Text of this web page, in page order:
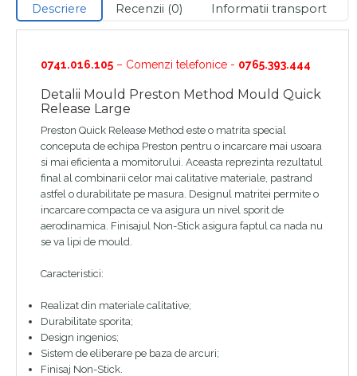
Descriere Recenzii (0) Informatii transport
0741.016.105 – Comenzi telefonice - 0765.393.444
Detalii Mould Preston Method Mould Quick
Release Large
Preston Quick Release Method este o matrita special
conceputa de echipa Preston pentru o incarcare mai usoara
si mai eficienta a momitorului. Aceasta reprezinta rezultatul
final al combinarii celor mai calitative materiale, pastrand
astfel o durabilitate pe masura. Designul matritei permite o
incarcare compacta ce va asigura un nivel sporit de
aerodinamica. Finisajul Non-Stick asigura faptul ca nada nu
se va lipi de mould.
Caracteristici:
Realizat din materiale calitative;
Durabilitate sporita;
Design ingenios;
Sistem de eliberare pe baza de arcuri;
Finisaj Non-Stick.